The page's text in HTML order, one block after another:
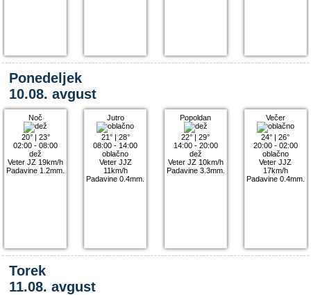
Ponedeljek
10.08. avgust
Noč
20°| 23°
02:00 - 08:00
dež
Veter JZ 19km/h
Padavine 1.2mm.
Jutro
21°| 28°
08:00 - 14:00
oblačno
Veter JJZ
11km/h
Padavine 0.4mm.
Popoldan
22° |29°
14:00 - 20:00
dež
Veter JZ 10km/h
Padavine 3.3mm.
Večer
24° |26°
20:00 - 02:00
oblačno
Veter JJZ
17km/h
Padavine 0.4mm.
Torek
11.08. avgust